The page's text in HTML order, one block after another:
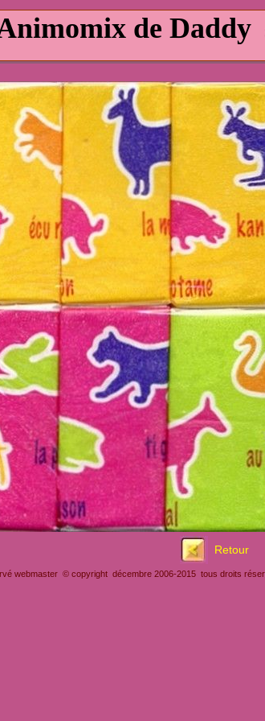
de Daddy
Retour
webmaster © copyright décembre 2006-2015 tous droits